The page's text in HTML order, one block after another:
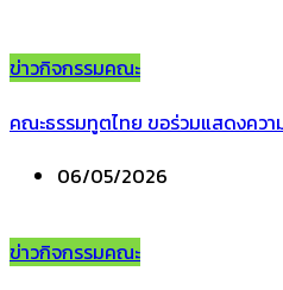
ข่าวกิจกรรมคณะ
คณะธรรมทูตไทย ขอร่วมแสดงคว
06/05/2026
ข่าวกิจกรรมคณะ